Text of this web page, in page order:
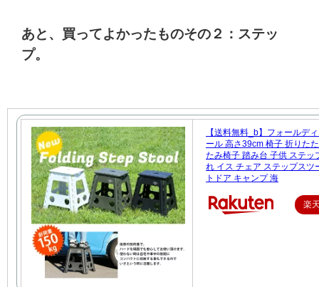
あと、買ってよかったものその２：ステッ
プ。
【送料無料_b】フォールデ
ール 高さ39cm 椅子 折りた
たみ椅子 踏み台 子供 ステッ
れ イス チェア ステップスツ
トドア キャンプ 海
楽